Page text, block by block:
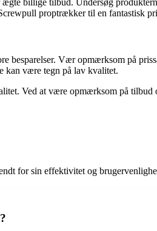
proptrækker til en fantastisk
besparelser. Vær opmærksom på
kan være tegn på lav kvalitet.
Ved at være opmærksom på
for sin effektivitet og